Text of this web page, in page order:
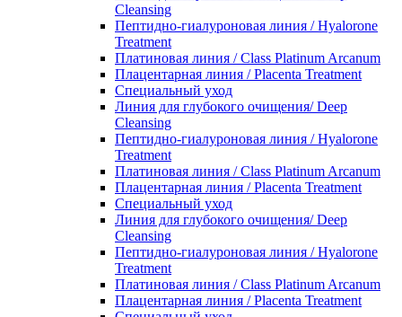
Cleansing
Пептидно-гиалуроновая линия / Hyalorone
Treatment
Платиновая линия / Class Platinum Arcanum
Плацентарная линия / Placenta Treatment
Специальный уход
Линия для глубокого очищения/ Deep
Cleansing
Пептидно-гиалуроновая линия / Hyalorone
Treatment
Платиновая линия / Class Platinum Arcanum
Плацентарная линия / Placenta Treatment
Специальный уход
Линия для глубокого очищения/ Deep
Cleansing
Пептидно-гиалуроновая линия / Hyalorone
Treatment
Платиновая линия / Class Platinum Arcanum
Плацентарная линия / Placenta Treatment